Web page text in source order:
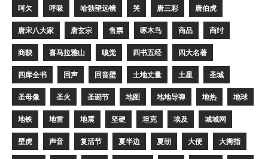
呵欠 呼吸 哈勃望远镜 哭 唐三彩 唐伯虎
唐宋八大家 唐玄宗 售票 啄木鸟 商品 商纣
商鞅 喜马拉雅山 嗅觉 四书五经 四大名著
四库全书 回声 回音壁 土地丈量 土星 圣城
圣母像 圣火 圣诞节 地图 地地导弹 地热 地球
地铁 地雷 地震 坚硬 坦克 埃及 城域网
壁虎 声音 复活节 夏半边 夏朝 大便 大拇指